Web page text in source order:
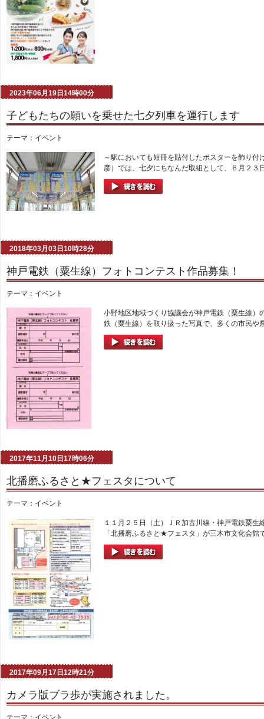
2023年06月19日14時00分
子どもたちの願いを乗せた七夕列車を運行します
テーマ： イベント
～駅においても短冊を貼付したポスターを飾り
彦）では、七夕にちなんだ取組として、６月２
2018年03月03日10時28分
神戸電鉄（粟生線）フォトコンテスト作品募集！
テーマ： イベント
小野地区地域づくり協議会が神戸電鉄（粟生線
鉄（粟生線）を取り扱った写真で、多くの市民や
2017年11月10日17時06分
北播磨ふるさと★フェスタについて
テーマ： イベント
１１月２５日（土）ＪＲ加古川線・神戸電鉄粟
「北播磨ふるさと★フェスタ」が三木市文化会
2017年09月17日12時21分
カメラ版ブラ歩が実施されました。
テーマ： イベント